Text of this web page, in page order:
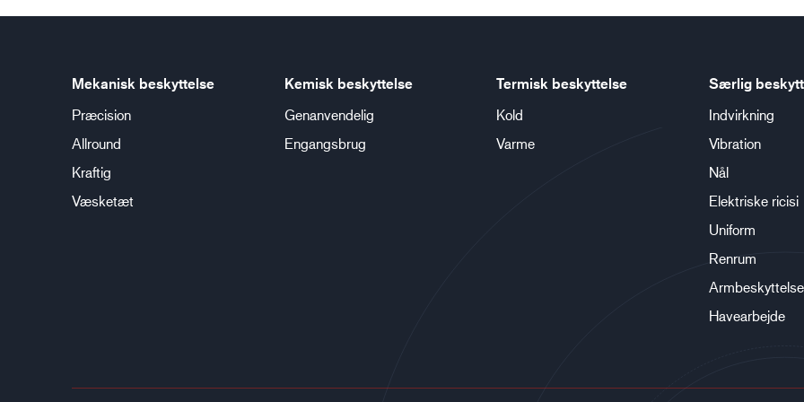
Mekanisk beskyttelse
Præcision
Allround
Kraftig
Væsketæt
Kemisk beskyttelse
Genanvendelig
Engangsbrug
Termisk beskyttelse
Kold
Varme
Særlig
Indvirkning
Vibration
Nål
Elektriske ricisi
Uniform
Renrum
Armbeskyttelse
Havearbejde